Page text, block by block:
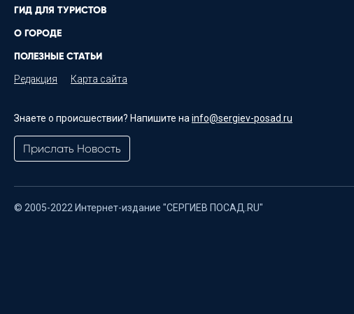
ГИД ДЛЯ ТУРИСТОВ
О ГОРОДЕ
ПОЛЕЗНЫЕ СТАТЬИ
Редакция Карта сайта
Знаете о происшествии? Напишите на info@sergiev-posad.ru
Прислать Новость
© 2005-2022 Интернет-издание "СЕРГИЕВ ПОСАД.RU"